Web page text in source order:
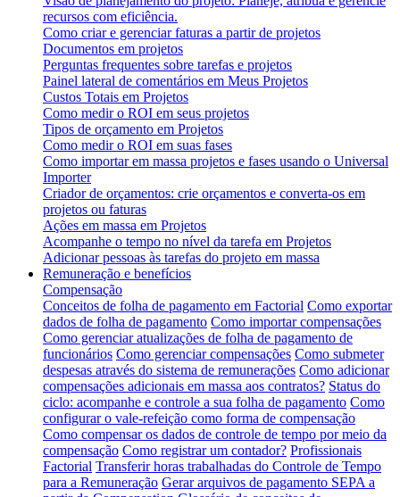
recursos com eficiência.
Como criar e gerenciar faturas a partir de projetos
Documentos em projetos
Perguntas frequentes sobre tarefas e projetos
Painel lateral de comentários em Meus Projetos
Custos Totais em Projetos
Como medir o ROI em seus projetos
Tipos de orçamento em Projetos
Como medir o ROI em suas fases
Como importar em massa projetos e fases usando o Universal
Importer
Criador de orçamentos: crie orçamentos e converta-os em
projetos ou faturas
Ações em massa em Projetos
Acompanhe o tempo no nível da tarefa em Projetos
Adicionar pessoas às tarefas do projeto em massa
Remuneração e benefícios
Compensação
Conceitos de folha de pagamento em Factorial Como exportar
dados de folha de pagamento Como importar compensações
Como gerenciar atualizações de folha de pagamento de
funcionários Como gerenciar compensações Como submeter
despesas através do sistema de remunerações Como adicionar
compensações adicionais em massa aos contratos? Status do
ciclo: acompanhe e controle a sua folha de pagamento Como
configurar o vale-refeição como forma de compensação
Como compensar os dados de controle de tempo por meio da
compensação Como registrar um contador? Profissionais
Factorial Transferir horas trabalhadas do Controle de Tempo
para a Remuneração Gerar arquivos de pagamento SEPA a